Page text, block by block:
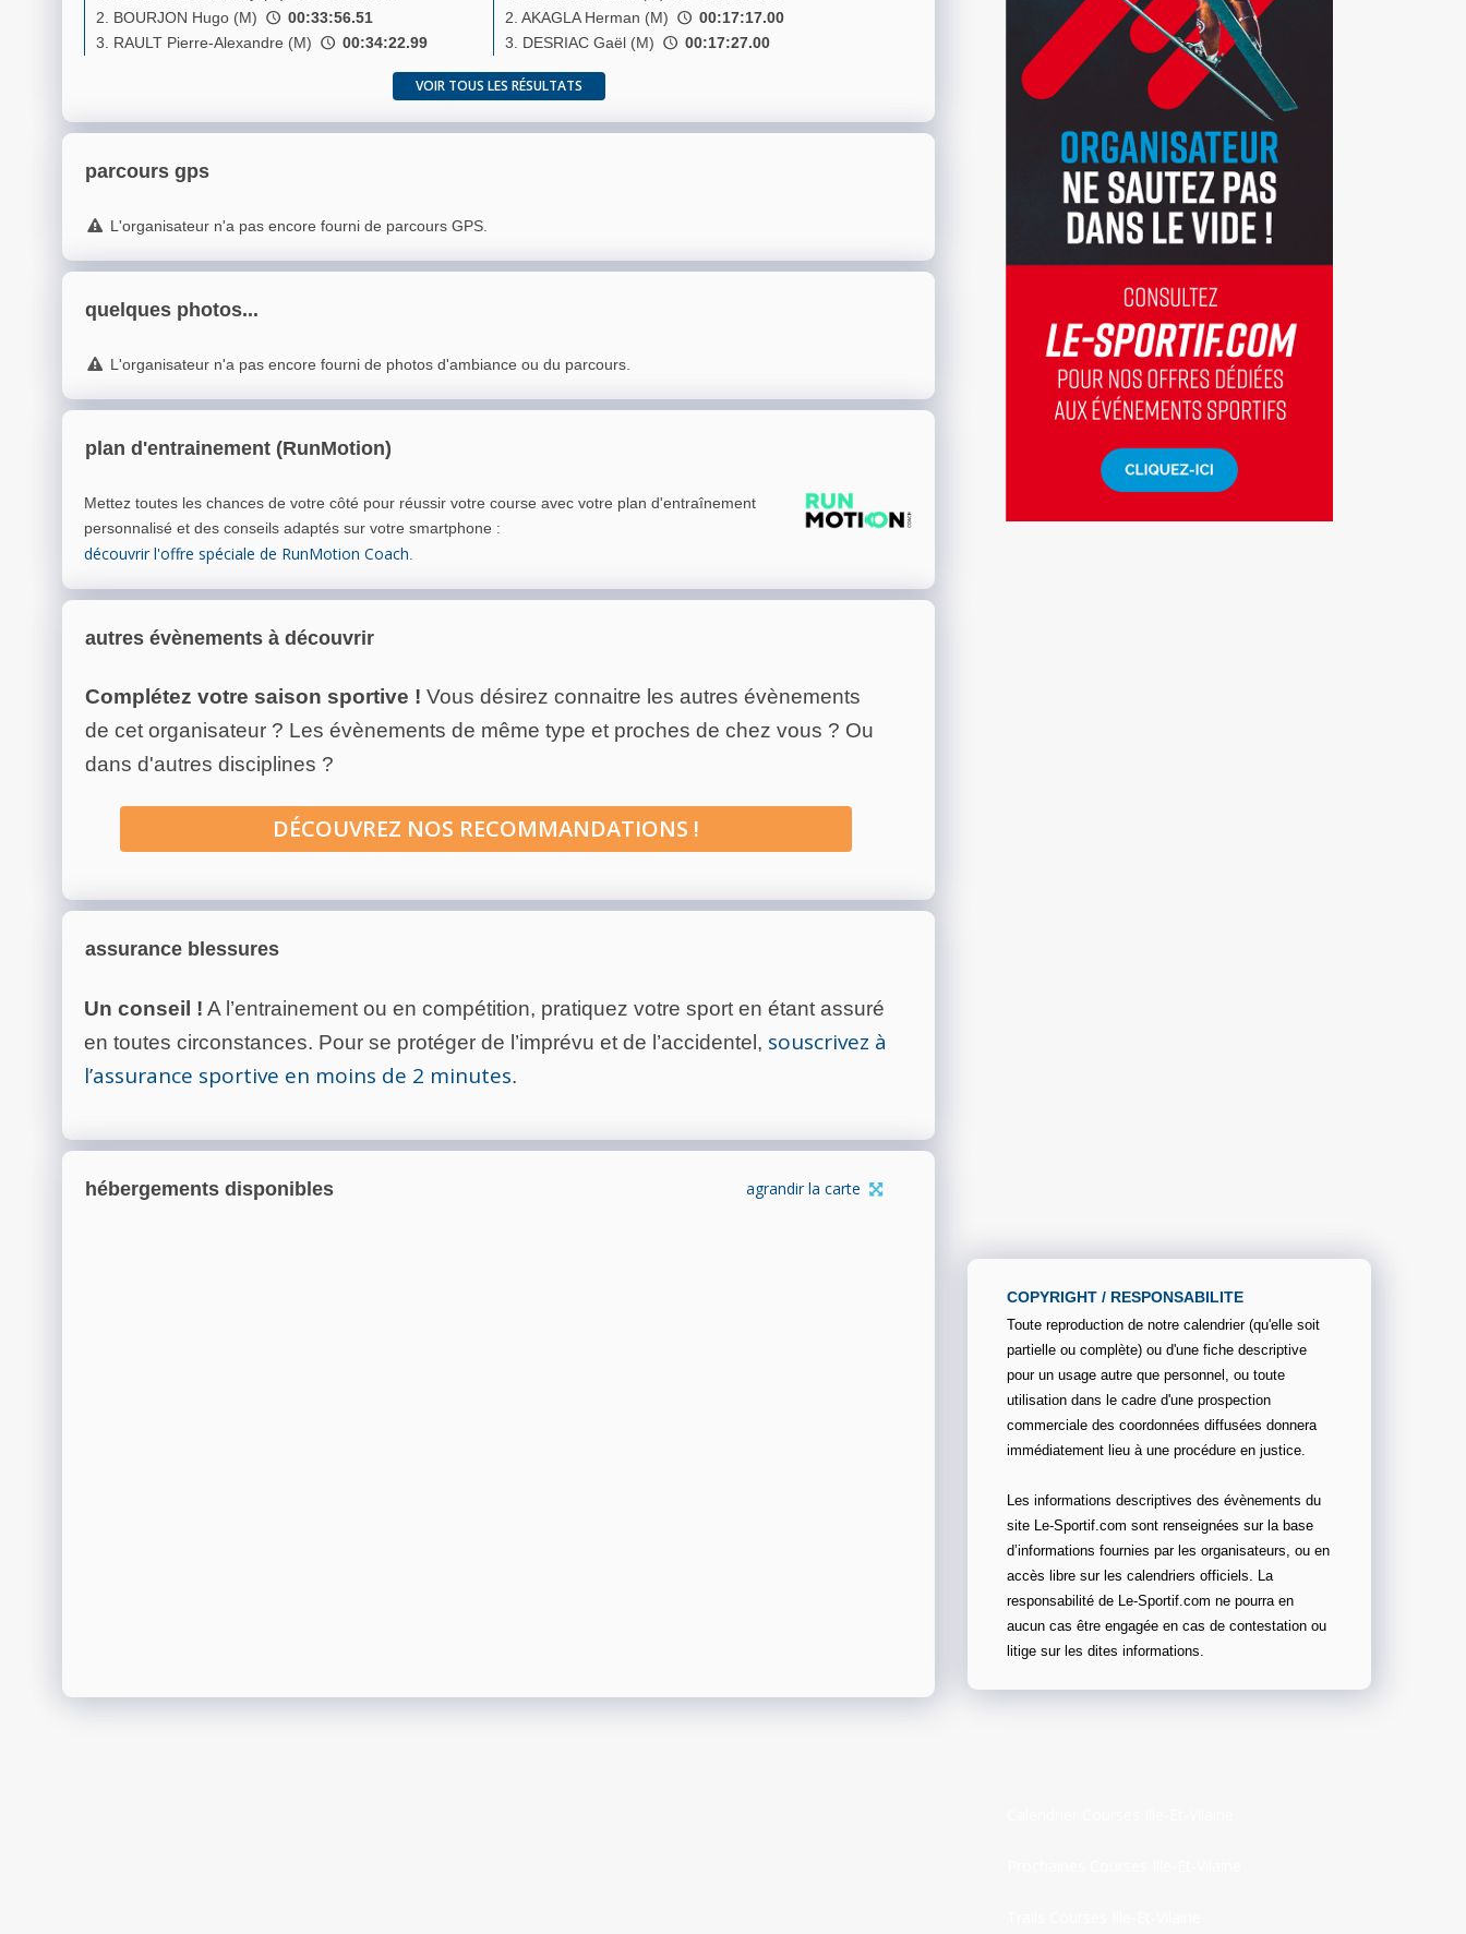
2. BOURJON Hugo (M)
00:33:56.51
3. RAULT Pierre-Alexandre (M)
00:34:22.99
2. AKAGLA Herman (M)
00:17:17.00
3. DESRIAC Gaël (M)
00:17:27.00
VOIR TOUS LES RÉSULTATS
parcours gps
L'organisateur n'a pas encore fourni de parcours GPS.
quelques photos...
L'organisateur n'a pas encore fourni de photos d'ambiance ou du parcours.
plan d'entrainement (RunMotion)
Mettez toutes les chances de votre côté pour réussir votre course avec votre plan d'entraînement
personnalisé et des conseils adaptés sur votre smartphone :
découvrir l'offre spéciale de RunMotion Coach.
autres évènements à découvrir
Complétez votre saison sportive ! Vous désirez connaitre les autres évènements
de cet organisateur ? Les évènements de même type et proches de chez vous ? Ou
dans d'autres disciplines ?
DÉCOUVREZ NOS RECOMMANDATIONS !
assurance blessures
Un conseil ! A l’entrainement ou en compétition, pratiquez votre sport en étant assuré
en toutes circonstances. Pour se protéger de l’imprévu et de l’accidentel, souscrivez à
l’assurance sportive en moins de 2 minutes.
hébergements disponibles agrandir la carte
COPYRIGHT / RESPONSABILITE
Toute reproduction de notre calendrier (qu'elle soit
partielle ou complète) ou d'une fiche descriptive
pour un usage autre que personnel, ou toute
utilisation dans le cadre d'une prospection
commerciale des coordonnées diffusées donnera
immédiatement lieu à une procédure en justice.
Les informations descriptives des évènements du
site Le-Sportif.com sont renseignées sur la base
d’informations fournies par les organisateurs, ou en
accès libre sur les calendriers officiels. La
responsabilité de Le-Sportif.com ne pourra en
aucun cas être engagée en cas de contestation ou
litige sur les dites informations.